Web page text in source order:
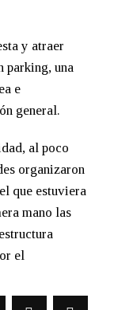
y atraer
parking, una
e
general.
al poco
organizaron
que estuviera
mano las
el